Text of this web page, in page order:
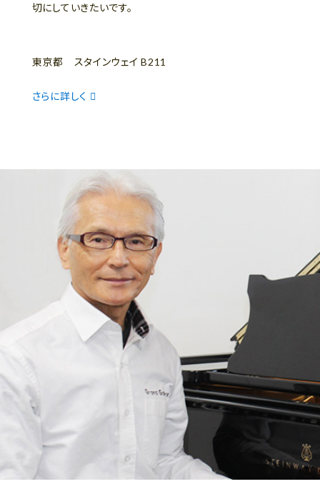
切にしていきたいです。
東京都 スタインウェイ B211
さらに詳しく